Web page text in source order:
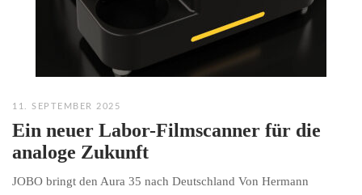
11. SEPTEMBER 2025
Ein neuer Labor-Filmscanner für die
analoge Zukunft
JOBO bringt den Aura 35 nach Deutschland Von Hermann